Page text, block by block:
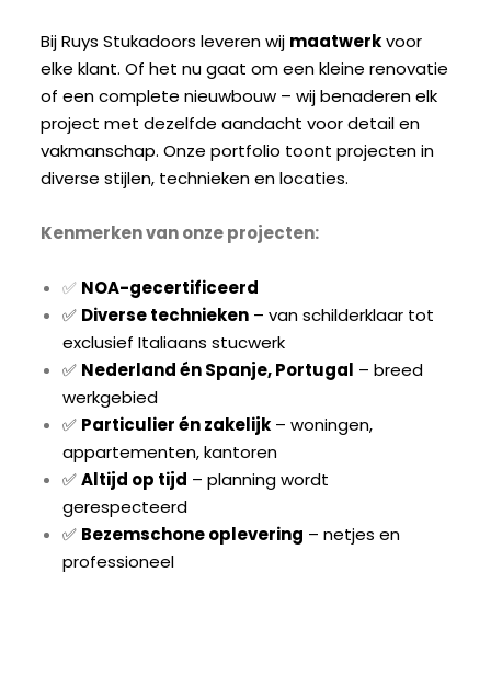
Bij Ruys Stukadoors leveren wij maatwerkvoor
elke klant. Of het nu gaat om een kleine renovatie
of een complete nieuwbouw – wij benaderen elk
project met dezelfde aandacht voor detail en
vakmanschap. Onze portfolio toont projecten in
diverse stijlen, technieken en locaties.
Kenmerken van onze projecten:
✅ NOA-gecertificeerd
✅ Diverse technieken – van schilderklaar tot
exclusief Italiaans stucwerk
✅ Nederland én Spanje, Portugal – breed
werkgebied
✅ Particulier én zakelijk – woningen,
appartementen, kantoren
✅Altijd op tijd – planning wordt
gerespecteerd
✅ Bezemschone oplevering – netjes en
professioneel